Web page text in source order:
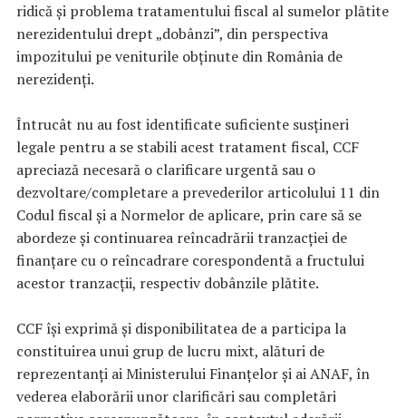
ridică și problema tratamentului fiscal al sumelor plătite
nerezidentului drept „dobânzi”, din perspectiva
impozitului pe veniturile obținute din România de
nerezidenți.
Întrucât nu au fost identificate suficiente susțineri
legale pentru a se stabili acest tratament fiscal, CCF
apreciază necesară o clarificare urgentă sau o
dezvoltare/completare a prevederilor articolului 11 din
Codul fiscal și a Normelor de aplicare, prin care să se
abordeze și continuarea reîncadrării tranzacției de
finanțare cu o reîncadrare corespondentă a fructului
acestor tranzacții, respectiv dobânzile plătite.
CCF își exprimă și disponibilitatea de a participa la
constituirea unui grup de lucru mixt, alături de
reprezentanți ai Ministerului Finanțelor și ai ANAF, în
vederea elaborării unor clarificări sau completări